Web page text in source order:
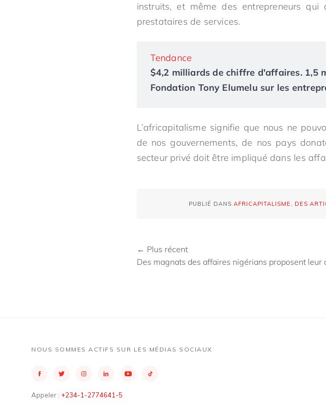
instruits, et même des entrepreneurs
prestataires de services.
Tendance
$4,2 milliards de chiffre d'affaires. 1,5
Fondation Tony Elumelu sur les
L’africapitalisme signifie que nous ne
de nos gouvernements, de nos pays
secteur privé doit être impliqué dans les
PUBLIÉ DANS AFRICAPITALISME , DES
← Plus récent
Des magnats des affaires nigérians proposent leur
NOUS SOMMES ACTIFS SUR LES MÉDIAS SOCIAUX
Appeler : +234-1-2774641-5